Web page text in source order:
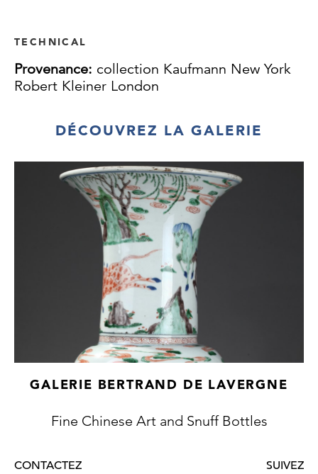
TECHNICAL
Provenance: collection Kaufmann New York
Robert Kleiner London
DÉCOUVREZ LA GALERIE
GALERIE BERTRAND DE LAVERGNE
Fine Chinese Art and Snuff Bottles
CONTACTEZ SUIVEZ